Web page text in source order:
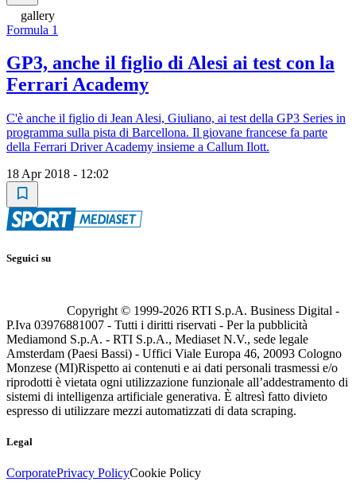
gallery
Formula 1
GP3, anche il figlio di Alesi ai test con la
Ferrari Academy
C'è anche il figlio di Jean Alesi, Giuliano, ai test della GP3 Series in
programma sulla pista di Barcellona. Il giovane francese fa parte
della Ferrari Driver Academy insieme a Callum Ilott.
18 Apr 2018 - 12:02
Seguici su
Copyright © 1999-2026 RTI S.p.A. Business Digital -
P.Iva 03976881007 - Tutti i diritti riservati - Per la pubblicità
Mediamond S.p.A. - RTI S.p.A., Mediaset N.V., sede legale
Amsterdam (Paesi Bassi) - Uffici Viale Europa 46, 20093 Cologno
Monzese (MI)Rispetto ai contenuti e ai dati personali trasmessi e/o
riprodotti è vietata ogni utilizzazione funzionale all’addestramento di
sistemi di intelligenza artificiale generativa. È altresì fatto divieto
espresso di utilizzare mezzi automatizzati di data scraping.
Legal
CorporatePrivacy PolicyCookie Policy